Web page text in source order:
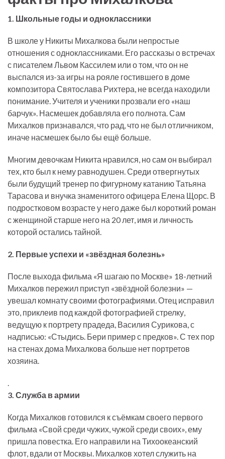
1. Школьные годы и одноклассники
В школе у Никиты Михалкова были непростые
отношения с одноклассниками. Его рассказы о встречах
с писателем Львом Кассилем или о том, что он не
выспался из-за игры на рояле гостившего в доме
композитора Святослава Рихтера, не всегда находили
понимание. Учителя и ученики прозвали его «наш
барчук». Насмешек добавляла его полнота. Сам
Михалков признавался, что рад, что не был отличником,
иначе насмешек было бы ещё больше.
Многим девочкам Никита нравился, но сам он выбирал
тех, кто был к нему равнодушен. Среди отвергнутых
были будущий тренер по фигурному катанию Татьяна
Тарасова и внучка знаменитого офицера Елена Щорс. В
подростковом возрасте у него даже был короткий роман
с женщиной старше него на 20 лет, имя и личность
которой остались тайной.
2. Первые успехи и «звёздная болезнь»
После выхода фильма «Я шагаю по Москве» 18-летний
Михалков пережил приступ «звёздной болезни» —
увешал комнату своими фотографиями. Отец исправил
это, приклеив под каждой фотографией стрелку,
ведущую к портрету прадеда, Василия Сурикова, с
надписью: «Стыдись. Бери пример с предков». С тех пор
на стенах дома Михалкова больше нет портретов
хозяина.
.
3. Служба в армии
Когда Михалков готовился к съёмкам своего первого
фильма «Свой среди чужих, чужой среди своих», ему
пришла повестка. Его направили на Тихоокеанский
флот, вдали от Москвы. Михалков хотел служить на